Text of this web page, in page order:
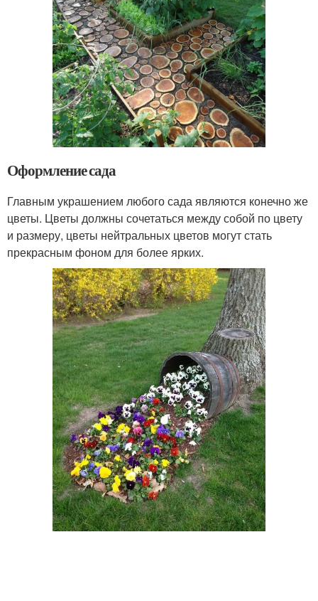
Оформление сада
Главным украшением любого сада являются конечно же
цветы. Цветы должны сочетаться между собой по цвету
и размеру, цветы нейтральных цветов могут стать
прекрасным фоном для более ярких.